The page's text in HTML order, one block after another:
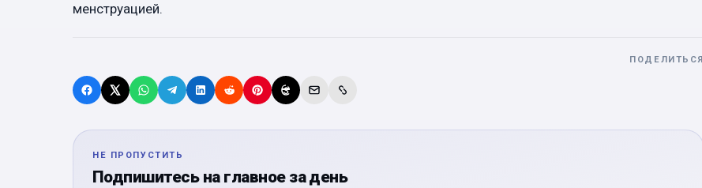
менструацией.
ПОДЕЛИТЬСЯ
НЕ ПРОПУСТИТЬ
Подпишитесь на главное за день